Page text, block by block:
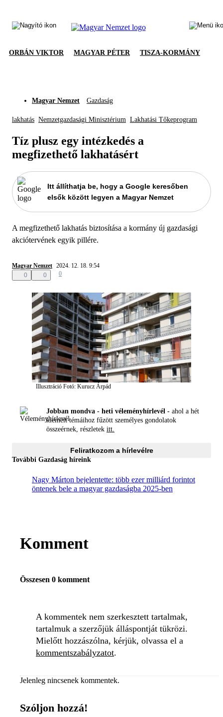
ORBÁN VIKTOR MAGYAR PÉTER TISZA-KORMÁNY
Magyar Nemzet Gazdaság
lakhatás Nemzetgazdasági Minisztérium Lakhatási Tőkeprogram
Tíz plusz egy intézkedés a
megfizethető lakhatásért
Itt állíthatja be, hogy a Google keresőben
elsők között legyen a Magyar Nemzet
A megfizethető lakhatás biztosítása a kormány új gazdasági
akciótervének egyik pillére.
Magyar Nemzet 2024. 12. 18. 9:54
0
0 0
Illusztráció Fotó: Kurucz Árpád
Jobban mondva - heti véleményhírlevél - ahol a hét
kiemelt témáihoz fűzött személyes gondolatok
összeérnek, részletek itt.
Feliratkozom a hírlevélre
További Gazdaság híreink
Nagy Márton bejelentette: több ezer milliárd forintot
öntenek bele a magyar gazdaságba 2025-ben
Komment
Összesen 0 komment
A kommentek nem szerkesztett tartalmak,
tartalmuk a szerzőjük álláspontját tükrözi.
Mielőtt hozzászólna, kérjük, olvassa el a
kommentszabályzatot.
Jelenleg nincsenek kommentek.
Szóljon hozzá!